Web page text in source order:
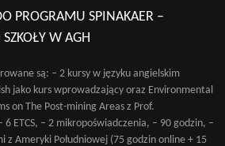
PROGRAMU SPINAKAER –
W AGH
są: – 2 kursy w języku angielskim
jako kurs wprowadzający oraz Environmental
on The Post-mining Areas z Prof.
ETCS, – 2 mikropoświadczenia, – 90 godzin, –
z Ameryki Południowej (75 godzin online + 15